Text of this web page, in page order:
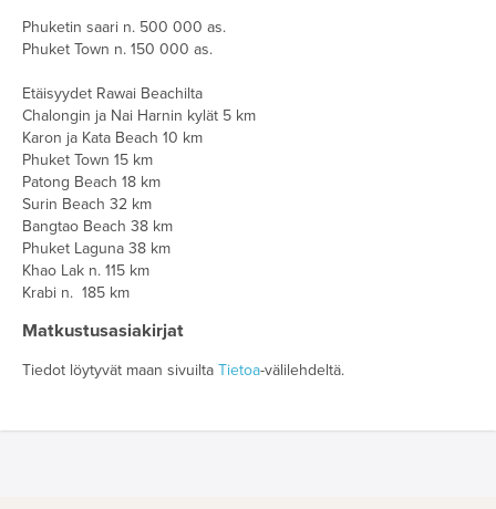
Phuketin saari n. 500 000 as.
Phuket Town n. 150 000 as.
Etäisyydet Rawai Beachilta
Chalongin ja Nai Harnin kylät 5 km
Karon ja Kata Beach 10 km
Phuket Town 15 km
Patong Beach 18 km
Surin Beach 32 km
Bangtao Beach 38 km
Phuket Laguna 38 km
Khao Lak n. 115 km
Krabi n. 185 km
Matkustusasiakirjat
Tiedot löytyvät maan sivuilta Tietoa-välilehdeltä.